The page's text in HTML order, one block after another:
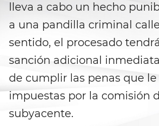
Libertad
Palabra
Petición para
Condena por
Sello de
lleva a cabo un hecho
a una pandilla criminal
sentido, el procesado
sanción adicional
de cumplir las penas que
impuestas por la comisión
subyacente.